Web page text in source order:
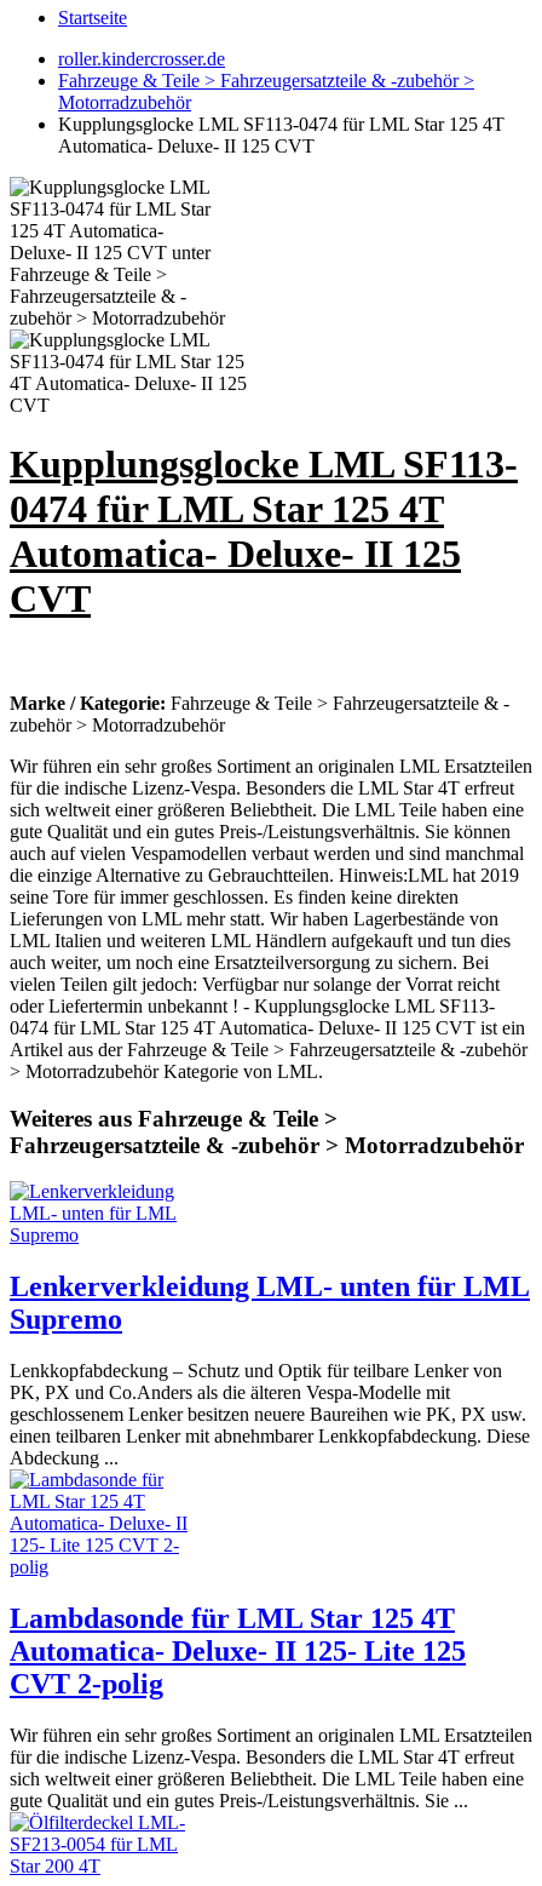
Startseite
roller.kindercrosser.de
Fahrzeuge & Teile > Fahrzeugersatzteile & -zubehör >
Motorradzubehör
Kupplungsglocke LML SF113-0474 für LML Star 125 4T
Automatica- Deluxe- II 125 CVT
Kupplungsglocke LML SF113-
0474 für LML Star 125 4T
Automatica- Deluxe- II 125
CVT
Marke / Kategorie: Fahrzeuge & Teile > Fahrzeugersatzteile & -
zubehör > Motorradzubehör
Wir führen ein sehr großes Sortiment an originalen LML Ersatzteilen
für die indische Lizenz-Vespa. Besonders die LML Star 4T erfreut
sich weltweit einer größeren Beliebtheit. Die LML Teile haben eine
gute Qualität und ein gutes Preis-/Leistungsverhältnis. Sie können
auch auf vielen Vespamodellen verbaut werden und sind manchmal
die einzige Alternative zu Gebrauchtteilen. Hinweis:LML hat 2019
seine Tore für immer geschlossen. Es finden keine direkten
Lieferungen von LML mehr statt. Wir haben Lagerbestände von
LML Italien und weiteren LML Händlern aufgekauft und tun dies
auch weiter, um noch eine Ersatzteilversorgung zu sichern. Bei
vielen Teilen gilt jedoch: Verfügbar nur solange der Vorrat reicht
oder Liefertermin unbekannt ! - Kupplungsglocke LML SF113-
0474 für LML Star 125 4T Automatica- Deluxe- II 125 CVT ist ein
Artikel aus der Fahrzeuge & Teile > Fahrzeugersatzteile & -zubehör
> Motorradzubehör Kategorie von LML.
Weiteres aus Fahrzeuge & Teile >
Fahrzeugersatzteile & -zubehör > Motorradzubehör
Lenkerverkleidung LML- unten für LML
Supremo
Lenkkopfabdeckung – Schutz und Optik für teilbare Lenker von
PK, PX und Co.Anders als die älteren Vespa-Modelle mit
geschlossenem Lenker besitzen neuere Baureihen wie PK, PX usw.
einen teilbaren Lenker mit abnehmbarer Lenkkopfabdeckung. Diese
Abdeckung ...
Lambdasonde für LML Star 125 4T
Automatica- Deluxe- II 125- Lite 125
CVT 2-polig
Wir führen ein sehr großes Sortiment an originalen LML Ersatzteilen
für die indische Lizenz-Vespa. Besonders die LML Star 4T erfreut
sich weltweit einer größeren Beliebtheit. Die LML Teile haben eine
gute Qualität und ein gutes Preis-/Leistungsverhältnis. Sie ...